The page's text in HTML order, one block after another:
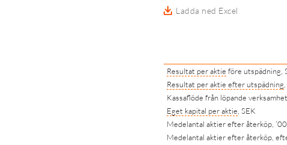
Ladda ned Excel
Resultat per aktie före utspädning,
Resultat per aktie efter utspädning
Kassaflöde från löpande
Eget kapital per aktie, SEK
Medelantal aktier efter återköp,
Medelantal aktier efter återköp,